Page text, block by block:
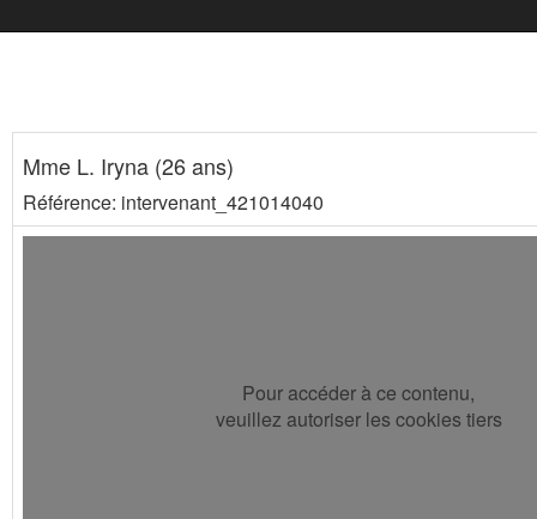
Mme L. Iryna (26 ans)
Référence: intervenant_421014040
Pour accéder à ce contenu,
veuillez autoriser les cookies tiers